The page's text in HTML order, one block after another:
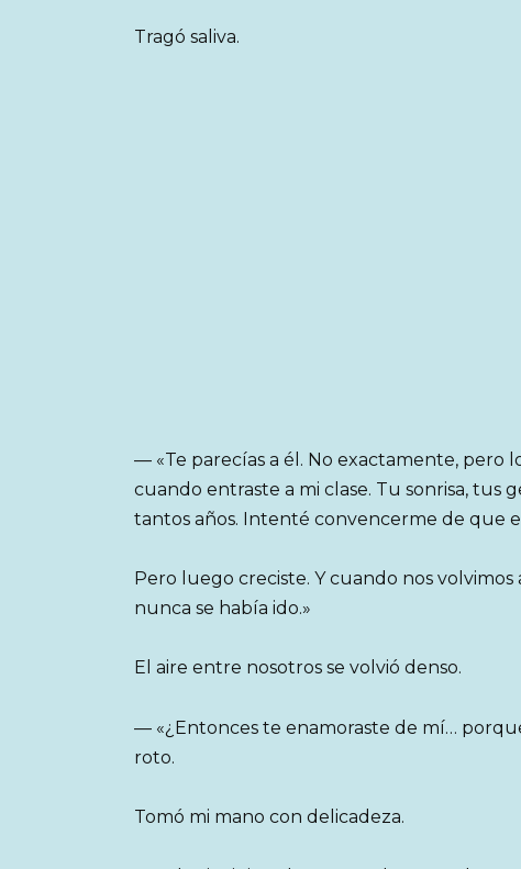
Tragó saliva.
— «Te parecías a él. No exactamente, pero
cuando entraste a mi clase. Tu sonrisa, tus
tantos años. Intenté convencerme de que
Pero luego creciste. Y cuando nos
nunca se había ido.»
El aire entre nosotros se volvió denso.
— «¿Entonces te enamoraste de mí…
roto.
Tomó mi mano con delicadeza.